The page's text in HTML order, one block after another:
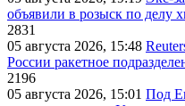
объявили в розыск по делу
2831
05 августа 2026, 15:48
России ракетное
2196
05 августа 2026, 15:01 Под